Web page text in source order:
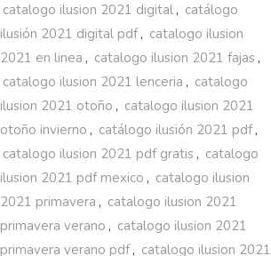
catalogo ilusion 2021 digital , catálogo
ilusión 2021 digital pdf, catalogo ilusion
2021 en linea , catalogo ilusion 2021 fajas ,
catalogo ilusion 2021 lenceria , catalogo
ilusion 2021 otoño , catalogo ilusion 2021
otoño invierno , catálogo ilusión 2021 pdf,
catalogo ilusion 2021 pdf gratis , catalogo
ilusion 2021 pdf mexico , catalogo ilusion
2021 primavera , catalogo ilusion 2021
primavera verano , catalogo ilusion 2021
primavera verano pdf, catalogo ilusion 2021